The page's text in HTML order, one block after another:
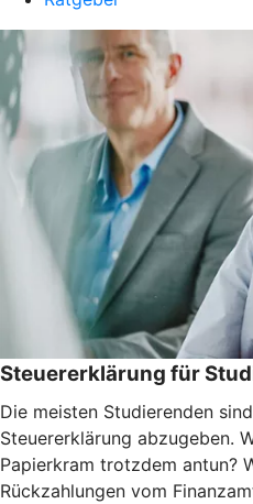
Steuererklärung für
Die meisten Studierenden
Steuererklärung abzugeben.
Papierkram trotzdem antun?
Rückzahlungen vom